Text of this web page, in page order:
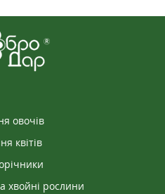
овочів
квітів
хвойні рослини